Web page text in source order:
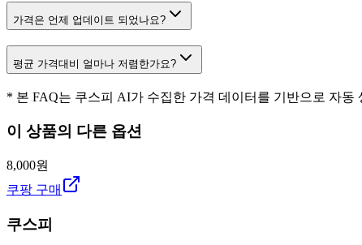
가격은 언제 업데이트 되었나요?
평균 가격대비 얼마나 저렴한가요?
* 본 FAQ는 쿠스피 AI가 수집한 가격 데이터를 기반으로 자
이 상품의 다른 옵션
8,000원
쿠팡 구매
쿠스피